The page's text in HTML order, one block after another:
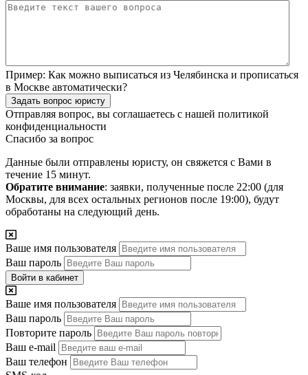
Пример: Как можно выписаться из Челябинска и прописаться
в Москве автоматически?
Задать вопрос юристу
Отправляя вопрос, вы соглашаетесь с нашей политикой
конфиденциальности
Спасибо за вопрос
Данные были отправлены юристу, он свяжется с Вами в
течение 15 минут.
Обратите внимание: заявки, полученные после 22:00 (для
Москвы, для всех остальных регионов после 19:00), будут
обработаны на следующий день.
Ваше имя пользователя
Ваш пароль
Войти в кабинет
Ваше имя пользователя
Ваш пароль
Повторите пароль
Ваш e-mail
Ваш телефон